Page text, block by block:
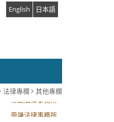
English 日本語
法律專欄
其他專欄